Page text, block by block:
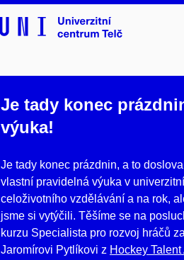
Je tady konec
výuka!
Je tady konec prázdnin, a to
vlastní pravidelná výuka v
celoživotního vzdělávání a na rok,
jsme si vytýčili. Těšíme se na
kurzu Specialista pro rozvoj hráčů
Jaromírovi Pytlíkovi z Hockey